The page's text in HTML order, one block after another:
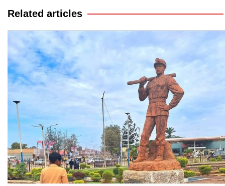
l’article
Related articles